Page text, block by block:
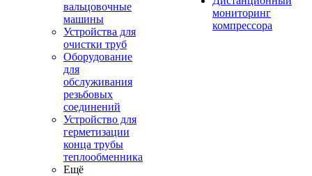
вальцовочные
машины
Устройства для
очистки труб
Оборудование
для
обслуживания
резьбовых
соединений
Устройство для
герметизации
конца трубы
теплообменника
Ещё
мониторинг
компрессора